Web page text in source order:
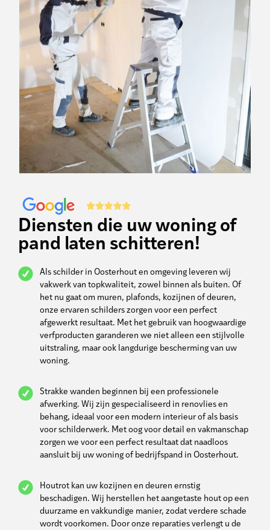
Diensten die uw woning of
pand laten schitteren!
Als schilder in Oosterhout en omgeving leveren wij
vakwerk van topkwaliteit, zowel binnen als buiten. Of
het nu gaat om muren, plafonds, kozijnen of deuren,
onze ervaren schilders zorgen voor een perfect
afgewerkt resultaat. Met het gebruik van hoogwaardige
verfproducten garanderen we niet alleen een stijlvolle
uitstraling, maar ook langdurige bescherming van uw
woning.
Strakke wanden beginnen bij een professionele
afwerking. Wij zijn gespecialiseerd in renovlies en
behang, ideaal voor een modern interieur of als basis
voor schilderwerk. Met oog voor detail en vakmanschap
zorgen we voor een perfect resultaat dat naadloos
aansluit bij uw woning of bedrijfspand in Oosterhout.
Houtrot kan uw kozijnen en deuren ernstig
beschadigen. Wij herstellen het aangetaste hout op een
duurzame en vakkundige manier, zodat verdere schade
wordt voorkomen. Door onze reparaties verlengt u de